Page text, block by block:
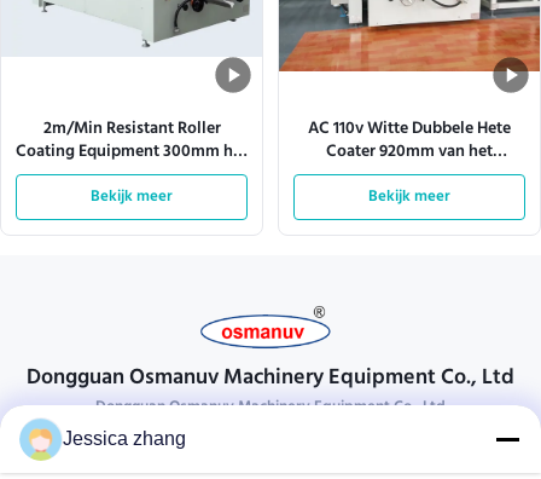
2m/Min Resistant Roller
Coating Equipment 300mm het
Machinaal bewerken Lengte
Bekijk meer
AC 110v Witte Dubbele Hete
Coater 920mm van het
Smeltingsbroodje Effecive-
Breedte
Bekijk meer
Dongguan Osmanuv Machinery Equipment Co., Ltd
Dongguan Osmanuv Machinery Equipment Co., Ltd
Neem contact op.
Jessica zhang